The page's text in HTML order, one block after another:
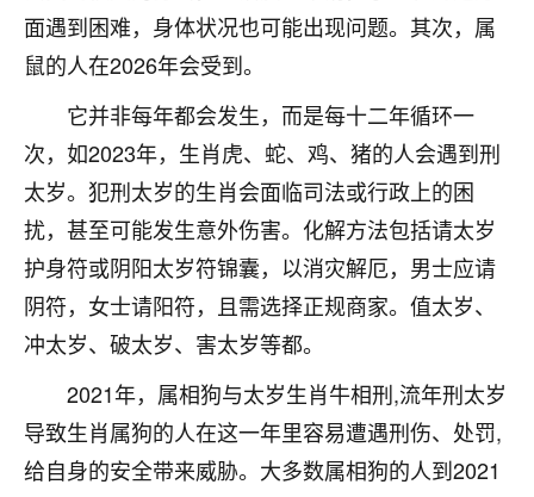
面遇到困难，身体状况也可能出现问题。其次，属
鼠的人在2026年会受到。
它并非每年都会发生，而是每十二年循环一
次，如2023年，生肖虎、蛇、鸡、猪的人会遇到刑
太岁。犯刑太岁的生肖会面临司法或行政上的困
扰，甚至可能发生意外伤害。化解方法包括请太岁
护身符或阴阳太岁符锦囊，以消灾解厄，男士应请
阴符，女士请阳符，且需选择正规商家。值太岁、
冲太岁、破太岁、害太岁等都。
2021年，属相狗与太岁生肖牛相刑,流年刑太岁
导致生肖属狗的人在这一年里容易遭遇刑伤、处罚,
给自身的安全带来威胁。大多数属相狗的人到2021
老师做不做超度法事？我想给我奶奶做超度，她今年
刚去世了。
七零老顽童：我母亲前年离世，刚开始我经常
做梦梦见她，后来也是朋友介绍，找到慧来老
师，安排了超度法事，做梦再也没有梦到过
了，一开始是半信半疑的，图个心安，给亡母
超度，现在看来，人不信也不行。
2天前 来自云南 11
优秀的张同学
2天前 来自山西 15